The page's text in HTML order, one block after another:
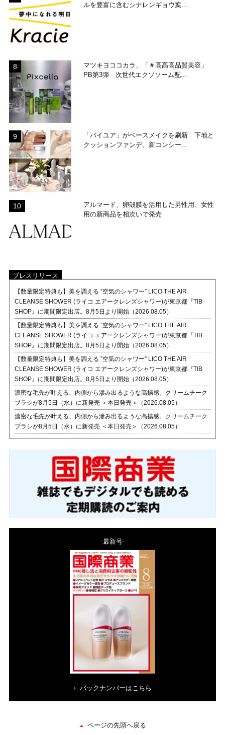
ルを豊富に含むシナレンギョウ葉...
マツキヨココカラ、「＃高高高品質美容」
PB第3弾 次世代エクソソーム配...
「バイユア」がベースメイクを刷新 下地と
クッションファンデ、新コンシー...
アルマード、卵殻膜を活用した男性用、女性
用の新商品を相次いで発売
プレスリリース
【数量限定特典も】美を調える ”空気のシャワー” LICO THE AIR
CLEANSE SHOWER (ライコ エアークレンズシャワー)が東京都『TIB
SHOP』に期間限定出店。8月5日より開始（2026.08.05）
【数量限定特典も】美を調える ”空気のシャワー” LICO THE AIR
CLEANSE SHOWER (ライコ エアークレンズシャワー)が東京都『TIB
SHOP』に期間限定出店。8月5日より開始（2026.08.05）
【数量限定特典も】美を調える ”空気のシャワー” LICO THE AIR
CLEANSE SHOWER (ライコ エアークレンズシャワー)が東京都『TIB
SHOP』に期間限定出店。8月5日より開始（2026.08.05）
濃密な毛先が叶える、内側から滲み出るような高揚感。クリームチーク
ブラシが8月5日（水）に新発売 ＜本日発売＞（2026.08.05）
濃密な毛先が叶える、内側から滲み出るような高揚感。クリームチーク
ブラシが8月5日（水）に新発売 ＜本日発売＞（2026.08.05）
-最新号-
バックナンバーはこちら
ページの先頭へ戻る